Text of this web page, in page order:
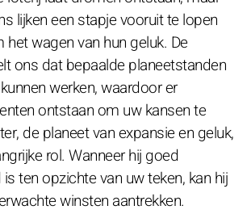
lijken een stapje vooruit te lopen
wagen van hun geluk. De
ons dat bepaalde planeetstanden
werken, waardoor er
ontstaan om uw kansen te
de planeet van expansie en geluk,
rol. Wanneer hij goed
ten opzichte van uw teken, kan hij
winsten aantrekken.